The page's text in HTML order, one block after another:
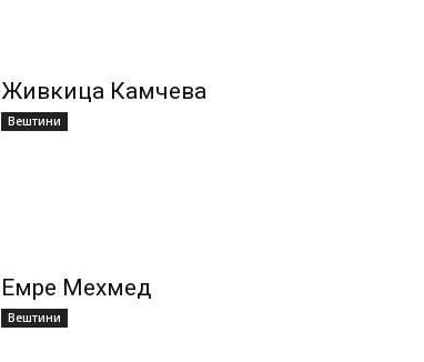
Живкица Камчева
Вештини
Емре Мехмед
Вештини